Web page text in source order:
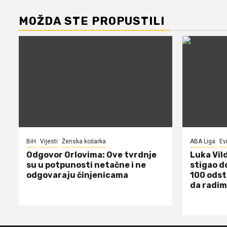
MOŽDA STE PROPUSTILI
BiH Vijesti Ženska košarka
Odgovor Orlovima: ​Ove tvrdnje
su u potpunosti netačne i ne
odgovaraju činjenicama
ABA Liga
Luka
stigao
100
da